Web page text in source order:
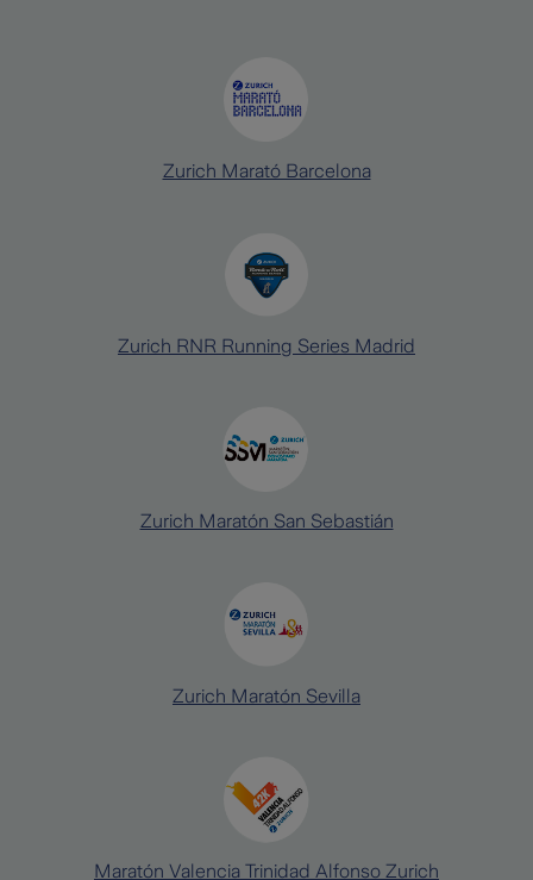
Zurich Marató Barcelona
Zurich RNR Running Series Madrid
Zurich Maratón San Sebastián
Zurich Maratón Sevilla
Maratón Valencia Trinidad Alfonso Zurich